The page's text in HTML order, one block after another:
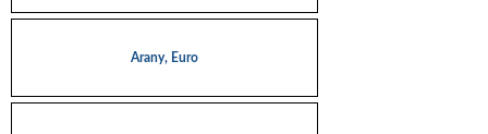
Arany, Euro